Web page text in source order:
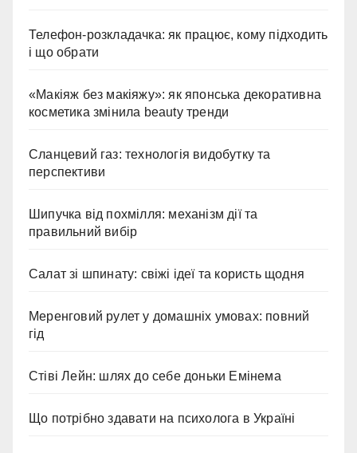
Телефон-розкладачка: як працює, кому підходить
і що обрати
«Макіяж без макіяжу»: як японська декоративна
косметика змінила beauty тренди
Сланцевий газ: технологія видобутку та
перспективи
Шипучка від похмілля: механізм дії та
правильний вибір
Салат зі шпинату: свіжі ідеї та користь щодня
Меренговий рулет у домашніх умовах: повний
гід
Стіві Лейн: шлях до себе доньки Емінема
Що потрібно здавати на психолога в Україні